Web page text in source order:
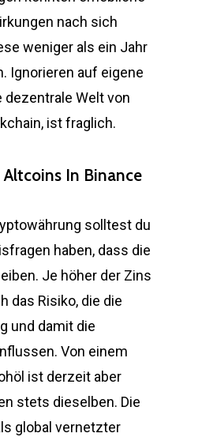
nach sich
weniger als ein Jahr
Ignorieren auf eigene
dezentrale Welt von
ist fraglich.
Altcoins In Binance
solltest du
haben, dass die
Je höher der Zins
das Risiko, die die
und damit die
Von einem
ist derzeit aber
stets dieselben. Die
global vernetzter